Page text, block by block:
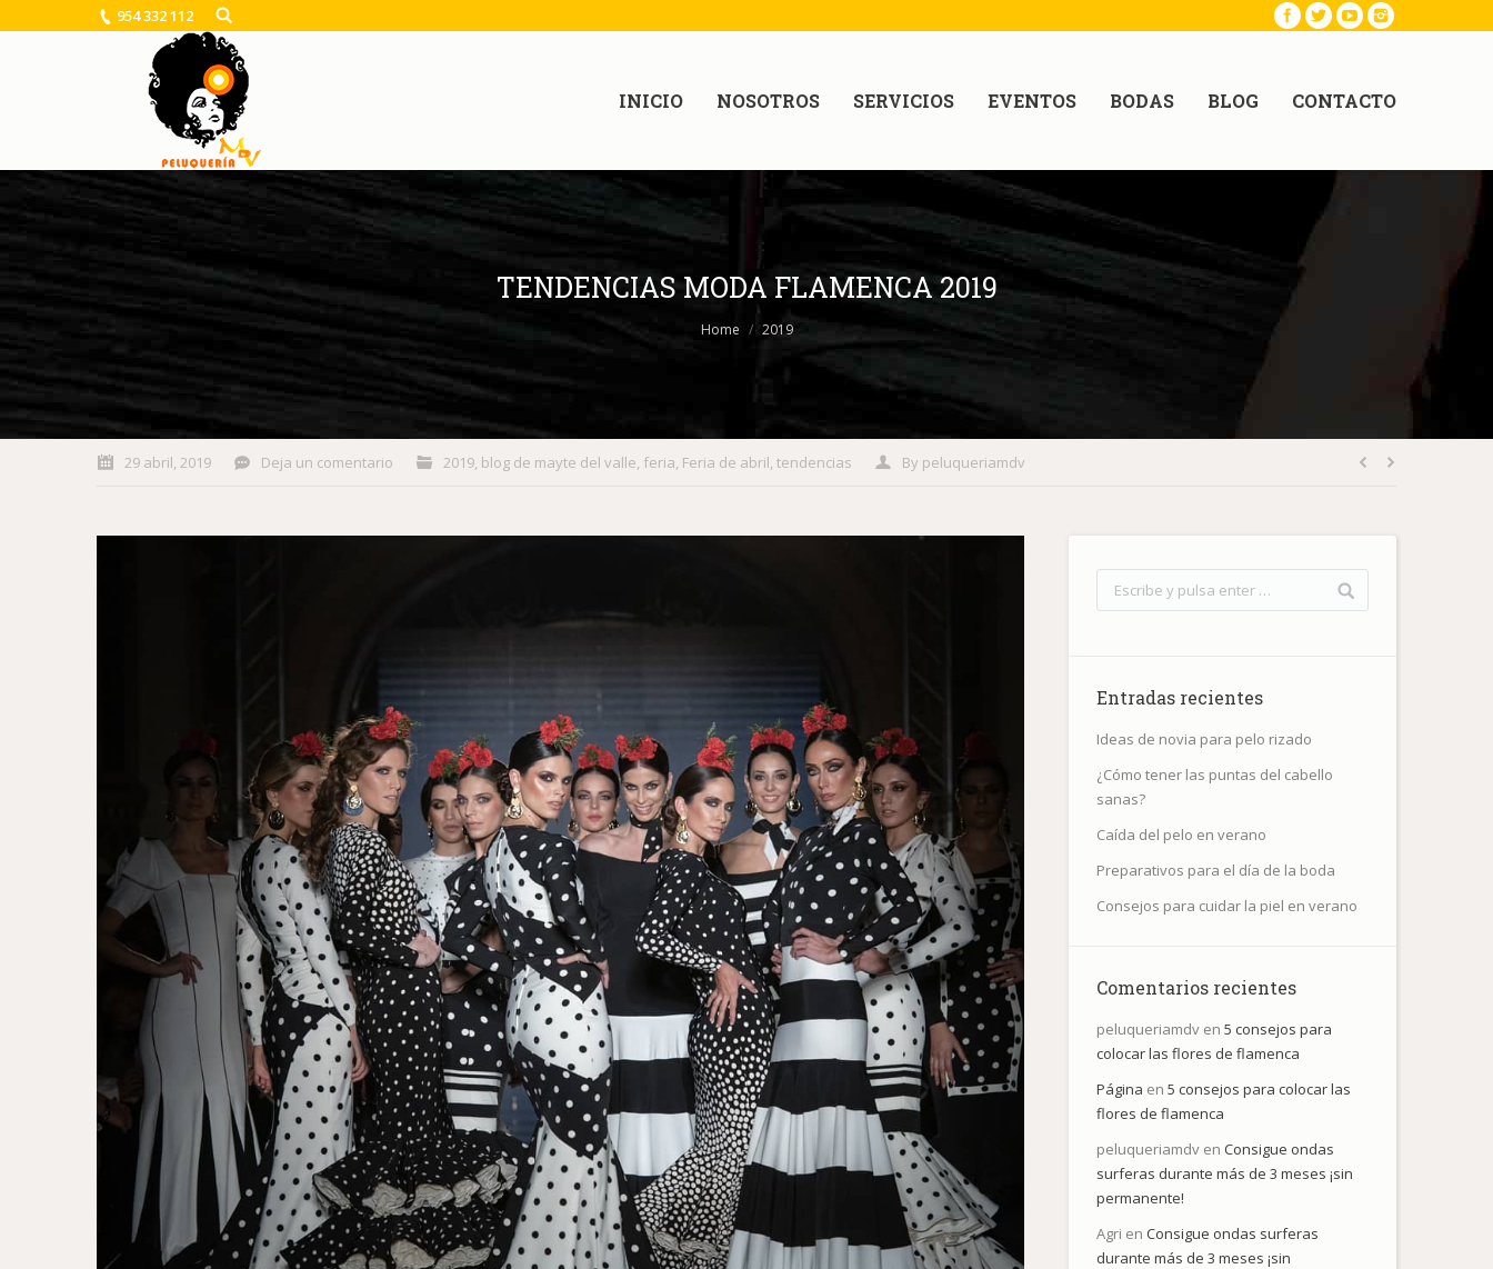
954 332 112
INICIO NOSOTROS SERVICIOS EVENTOS BODAS BLOG CONTACTO
TENDENCIAS MODA FLAMENCA 2019
Home 2019
29 abril, 2019 Deja un comentario 2019, blog de mayte del valle, feria, Feria de abril, tendencias By peluqueriamdv
Entradas recientes
Ideas de novia para pelo rizado
¿Cómo tener las puntas del cabello
sanas?
Caída del pelo en verano
Preparativos para el día de la boda
Consejos para cuidar la piel en verano
Comentarios recientes
peluqueriamdv en5 consejos para
colocar las flores de flamenca
Página en5 consejos para colocar las
flores de flamenca
peluqueriamdv enConsigue ondas
surferas durante más de 3 meses ¡sin
permanente!
Agri enConsigue ondas surferas
durante más de 3 meses ¡sin